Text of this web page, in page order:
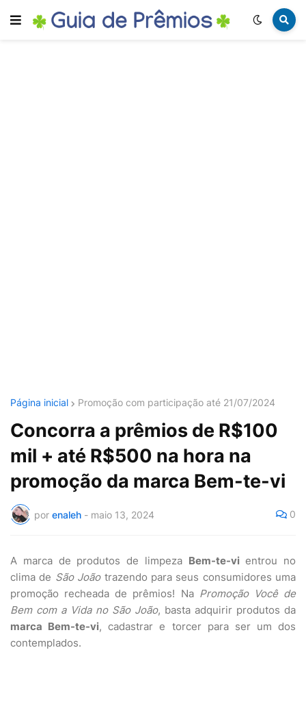
Página inicial Promoção com participação até 21/07/2024
Concorra a prêmios de R$100
mil + até R$500 na hora na
promoção da marca Bem-te-vi
por enaleh - maio 13, 2024 0
A marca de produtos de limpeza Bem-te-vientrou no
clima de São Joãotrazendo para seus consumidores uma
promoção recheada de prêmios! Na Promoção Você de
Bem com a Vida no São João, basta adquirir produtos da
marca Bem-te-vi, cadastrar e torcer para ser um dos
contemplados.